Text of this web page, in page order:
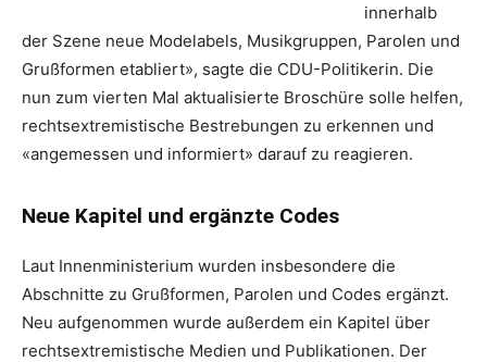
innerhalb
der Szene neue Modelabels, Musikgruppen, Parolen und
Grußformen etabliert», sagte die CDU-Politikerin. Die
nun zum vierten Mal aktualisierte Broschüre solle helfen,
rechtsextremistische Bestrebungen zu erkennen und
«angemessen und informiert» darauf zu reagieren.
Neue Kapitel und ergänzte Codes
Laut Innenministerium wurden insbesondere die
Abschnitte zu Grußformen, Parolen und Codes ergänzt.
Neu aufgenommen wurde außerdem ein Kapitel über
rechtsextremistische Medien und Publikationen. Der